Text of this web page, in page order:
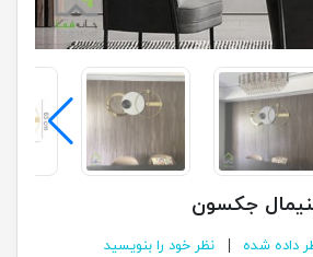
جکسون
داده شده نظر خود را بنویسید